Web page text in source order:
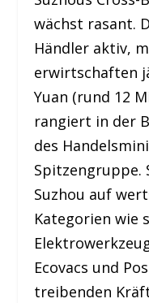
wächst rasant.
Händler aktiv,
erwirtschaften
Yuan (rund 12
rangiert in der
des
Spitzengruppe.
Suzhou auf
Kategorien wie
Ecovacs und
treibenden